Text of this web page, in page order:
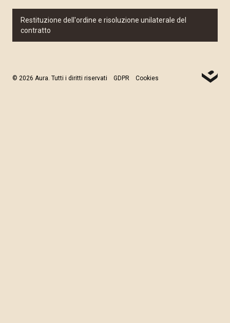
Restituzione dell'ordine e risoluzione unilaterale del
contratto
© 2026 Aura. Tutti i diritti riservati GDPR Cookies